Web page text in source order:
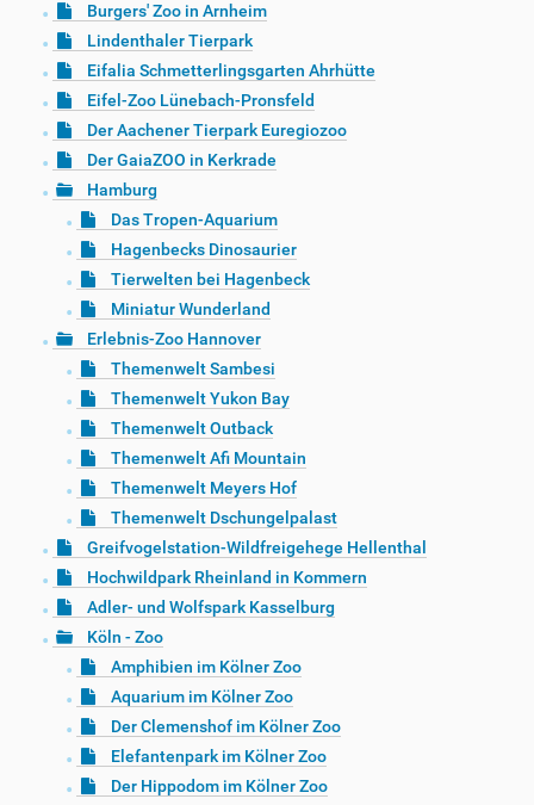
Burgers' Zoo in Arnheim
Lindenthaler Tierpark
Eifalia Schmetterlingsgarten Ahrhütte
Eifel-Zoo Lünebach-Pronsfeld
Der Aachener Tierpark Euregiozoo
Der GaiaZOO in Kerkrade
Hamburg
Das Tropen-Aquarium
Hagenbecks Dinosaurier
Tierwelten bei Hagenbeck
Miniatur Wunderland
Erlebnis-Zoo Hannover
Themenwelt Sambesi
Themenwelt Yukon Bay
Themenwelt Outback
Themenwelt Afi Mountain
Themenwelt Meyers Hof
Themenwelt Dschungelpalast
Greifvogelstation-Wildfreigehege Hellenthal
Hochwildpark Rheinland in Kommern
Adler- und Wolfspark Kasselburg
Köln - Zoo
Amphibien im Kölner Zoo
Aquarium im Kölner Zoo
Der Clemenshof im Kölner Zoo
Elefantenpark im Kölner Zoo
Der Hippodom im Kölner Zoo